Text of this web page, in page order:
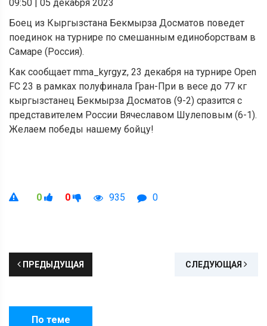
09:50 | 05 декабря 2023
Боец из Кыргызстана Бекмырза Досматов поведет
поединок на турнире по смешанным единоборствам в
Самаре (Россия).
Как сообщает mma_kyrgyz, 23 декабря на турнире Open
FC 23 в рамках полуфинала Гран-При в весе до 77 кг
кыргызстанец Бекмырза Досматов (9-2) сразится с
представителем России Вячеславом Шулеповым (6-1).
Желаем победы нашему бойцу!
0 0 935 0
ПРЕДЫДУЩАЯ СЛЕДУЮЩАЯ
По теме